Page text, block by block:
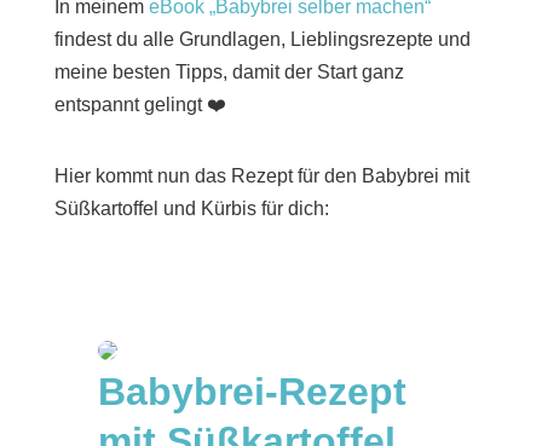
In meinem eBook „Babybrei selber machen“
findest du alle Grundlagen, Lieblingsrezepte und
meine besten Tipps, damit der Start ganz
entspannt gelingt ❤️
Hier kommt nun das Rezept für den Babybrei mit
Süßkartoffel und Kürbis für dich:
Babybrei-Rezept